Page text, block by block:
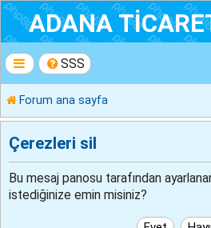
ADANA
SSS
Forum ana sayfa
Çerezleri sil
Bu mesaj panosu tarafından
istediğinize emin misiniz?